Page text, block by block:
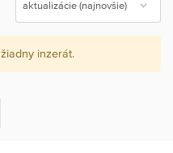
inzerát.